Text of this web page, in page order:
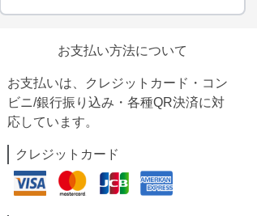
お支払い方法について
お支払いは、クレジットカード・コン
ビニ/銀行振り込み・各種QR決済に対
応しています。
クレジットカード